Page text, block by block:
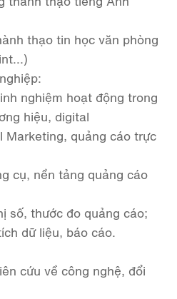
thạo tin học văn phòng
nghiệm hoạt động trong
hiệu, digital
quảng cáo trực
cụ, nền tảng quảng cáo
thước đo quảng cáo;
dữ liệu, báo cáo.
cứu về công nghệ, đổi